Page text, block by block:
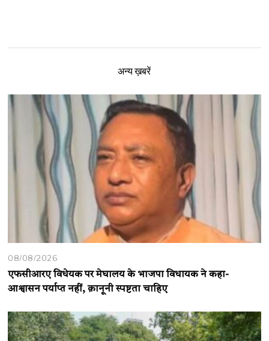
अन्य ख़बरें
08/08/2026
एफसीआरए विधेयक पर मेघालय के भाजपा विधायक ने कहा-
आश्वासन पर्याप्त नहीं, क़ानूनी स्पष्टता चाहिए